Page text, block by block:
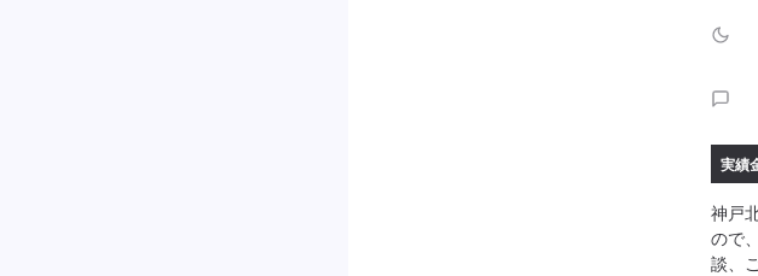
実績
神戸
ので
談、